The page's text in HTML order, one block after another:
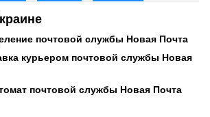
почтовой службы Новая Почта
курьером почтовой службы Новая
почтовой службы Новая Почта